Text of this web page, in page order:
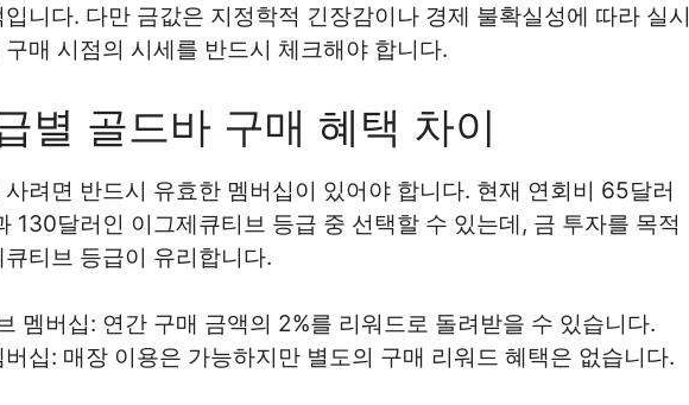
니다. 다만 금값은 지정학적 긴장감이나 경제 불확실성에 따라 실시
매 시점의 시세를 반드시 체크해야 합니다.
별 골드바 구매 혜택 차이
려면 반드시 유효한 멤버십이 있어야 합니다. 현재 연회비 65달러
130달러인 이그제큐티브 등급 중 선택할 수 있는데, 금 투자를 목적
티브 등급이 유리합니다.
멤버십: 연간 구매 금액의 2%를 리워드로 돌려받을 수 있습니다.
십: 매장 이용은 가능하지만 별도의 구매 리워드 혜택은 없습니다.